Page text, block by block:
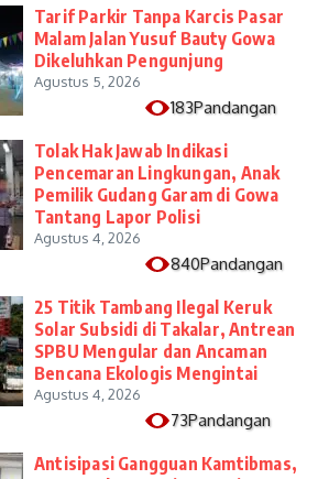
Tarif Parkir Tanpa Karcis Pasar
Malam Jalan Yusuf Bauty Gowa
Dikeluhkan Pengunjung
Agustus 5, 2026
183Pandangan
Tolak Hak Jawab Indikasi
Pencemaran Lingkungan, Anak
Pemilik Gudang Garam di Gowa
Tantang Lapor Polisi
Agustus 4, 2026
840Pandangan
25 Titik Tambang Ilegal Keruk
Solar Subsidi di Takalar, Antrean
SPBU Mengular dan Ancaman
Bencana Ekologis Mengintai
Agustus 4, 2026
73Pandangan
Antisipasi Gangguan Kamtibmas,